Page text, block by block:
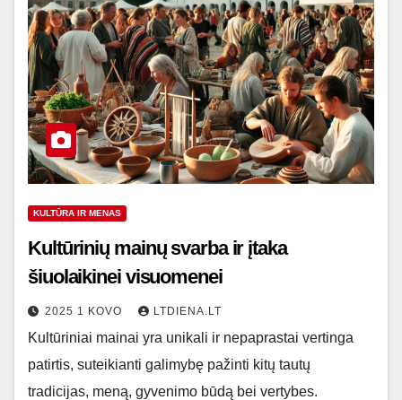
KULTŪRA IR MENAS
Kultūrinių mainų svarba ir įtaka
šiuolaikinei visuomenei
2025 1 KOVO LTDIENA.LT
Kultūriniai mainai yra unikali ir nepaprastai vertinga
patirtis, suteikianti galimybę pažinti kitų tautų
tradicijas, meną, gyvenimo būdą bei vertybes.